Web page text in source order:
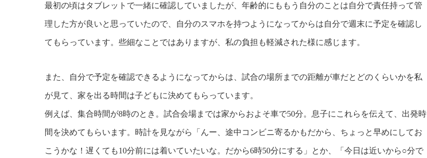
最初の頃はタブレットで一緒に確認していましたが、年齢的にももう自分のことは自分で責任持って管
理した方が良いと思っていたので、自分のスマホを持つようになってからは自分で週末に予定を確認し
てもらっています。些細なことではありますが、私の負担も軽減された様に感じます。
また、自分で予定を確認できるようになってからは、試合の場所までの距離が車だとどのくらいかを私
が見て、家を出る時間は子どもに決めてもらっています。
例えば、集合時間が8時のとき。試合会場までは家からおよそ車で50分。息子にこれらを伝えて、出発時
間を決めてもらいます。時計を見ながら「んー、途中コンビニ寄るかもだから、ちょっと早めにしてお
こうかな！遅くても10分前には着いていたいな。だから6時50分にする」とか、「今日は近いから○分で